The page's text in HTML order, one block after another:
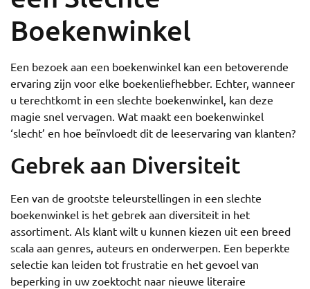
Boekenwinkel
Een bezoek aan een boekenwinkel kan een betoverende
ervaring zijn voor elke boekenliefhebber. Echter, wanneer
u terechtkomt in een slechte boekenwinkel, kan deze
magie snel vervagen. Wat maakt een boekenwinkel
‘slecht’ en hoe beïnvloedt dit de leeservaring van klanten?
Gebrek aan Diversiteit
Een van de grootste teleurstellingen in een slechte
boekenwinkel is het gebrek aan diversiteit in het
assortiment. Als klant wilt u kunnen kiezen uit een breed
scala aan genres, auteurs en onderwerpen. Een beperkte
selectie kan leiden tot frustratie en het gevoel van
beperking in uw zoektocht naar nieuwe literaire